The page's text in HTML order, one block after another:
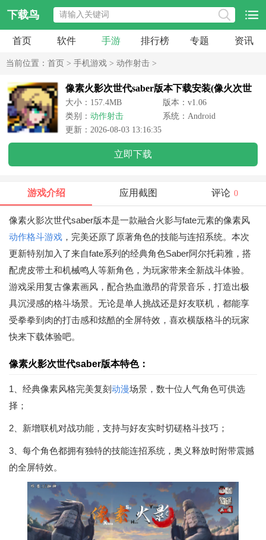
下载鸟
首页 软件 手游 排行榜 专题 资讯
当前位置： 首页 > 手机游戏 > 动作射击 >
像素火影次世代saber版本下载安装(像火次世
代)
大小：157.4MB
版本：v1.06
类别： 动作射击
系统：Android
更新：2026-08-03 13:16:35
立即下载
游戏介绍 应用截图 评论 0
像素火影次世代saber版本是一款融合火影与fate元素的像素风
动作格斗游戏 ，完美还原了原著角色的技能与连招系统。本次
更新特别加入了来自fate系列的经典角色Saber阿尔托莉雅，搭
配虎皮带土和机械鸣人等新角色，为玩家带来全新战斗体验。
游戏采用复古像素画风，配合热血激昂的背景音乐，打造出极
具沉浸感的格斗场景。无论是单人挑战还是好友联机，都能享
受拳拳到肉的打击感和炫酷的全屏特效，喜欢横版格斗的玩家
快来下载体验吧。
像素火影次世代saber版本特色：
1、经典像素风格完美复刻动漫场景，数十位人气角色可供选
择；
2、新增联机对战功能，支持与好友实时切磋格斗技巧；
3、每个角色都拥有独特的技能连招系统，奥义释放时附带震撼
的全屏特效。